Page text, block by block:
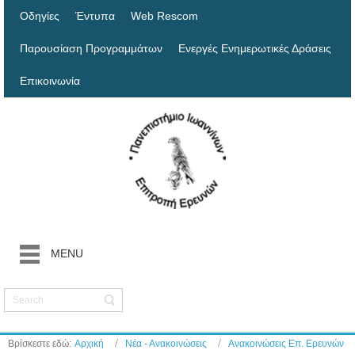
Οδηγίες Έντυπα Web Rescom
Παρουσίαση Προγραμμάτων Ενεργές Ενημερωτικές Δράσεις
Επικοινωνία
MENU
Βρίσκεστε εδώ: Αρχική Νέα - Ανακοινώσεις Ανακοινώσεις Επ. Ερευνών